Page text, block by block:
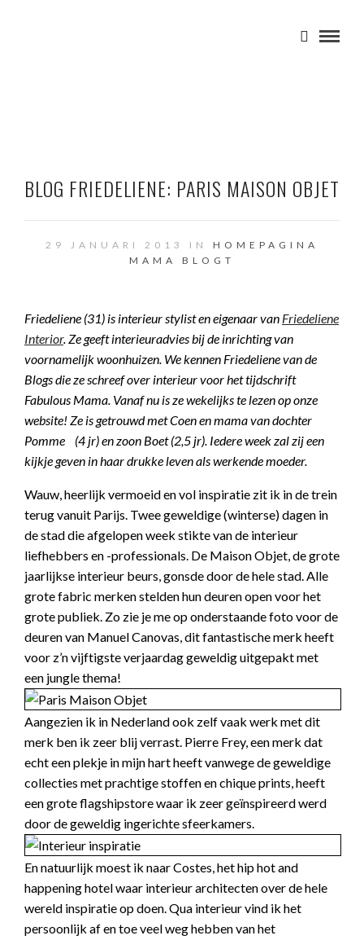
BLOG FRIEDELIENE: PARIS MAISON OBJET
29 JANUARI 2013 IN HOMEPAGINA
MAMA BLOGT
Friedeliene (31) is interieur stylist en eigenaar van Friedeliene
Interior. Ze geeft interieuradvies bij de inrichting van
voornamelijk woonhuizen. We kennen Friedeliene van de
Blogs die ze schreef over interieur voor het tijdschrift
Fabulous Mama. Vanaf nu is ze wekelijks te lezen op onze
website! Ze is getrouwd met Coen en mama van dochter
Pomme (4 jr) en zoon Boet (2,5 jr). Iedere week zal zij een
kijkje geven in haar drukke leven als werkende moeder.
Wauw, heerlijk vermoeid en vol inspiratie zit ik in de trein
terug vanuit Parijs. Twee geweldige (winterse) dagen in
de stad die afgelopen week stikte van de interieur
liefhebbers en -professionals. De Maison Objet, de grote
jaarlijkse interieur beurs, gonsde door de hele stad. Alle
grote fabric merken stelden hun deuren open voor het
grote publiek. Zo zie je me op onderstaande foto voor de
deuren van Manuel Canovas, dit fantastische merk heeft
voor z’n vijftigste verjaardag geweldig uitgepakt met
een jungle thema!
Aangezien ik in Nederland ook zelf vaak werk met dit
merk ben ik zeer blij verrast. Pierre Frey, een merk dat
echt een plekje in mijn hart heeft vanwege de geweldige
collecties met prachtige stoffen en chique prints, heeft
een grote flagshipstore waar ik zeer geïnspireerd werd
door de geweldig ingerichte sfeerkamers.
En natuurlijk moest ik naar Costes, het hip hot and
happening hotel waar interieur architecten over de hele
wereld inspiratie op doen. Qua interieur vind ik het
persoonlijk af en toe veel weg hebben van het